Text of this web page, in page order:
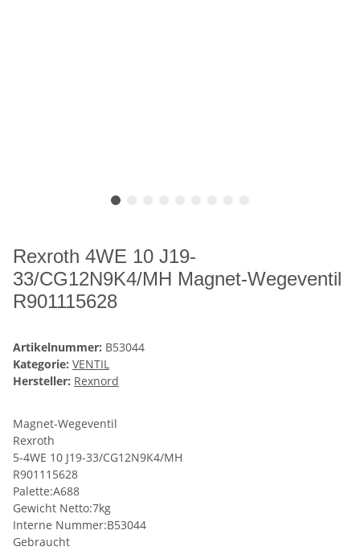
Rexroth 4WE 10 J19-
33/CG12N9K4/MH Magnet-Wegeventil
R901115628
Artikelnummer: B53044
Kategorie: VENTIL
Hersteller: Rexnord
Magnet-Wegeventil
Rexroth
5-4WE 10 J19-33/CG12N9K4/MH
R901115628
Palette:A688
Gewicht Netto:7kg
Interne Nummer:B53044
Gebraucht